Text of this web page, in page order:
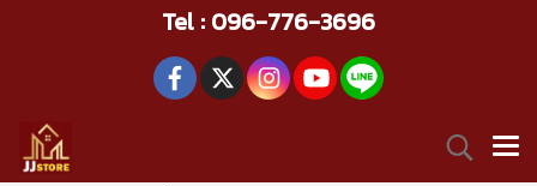
Tel : 096-776-3696